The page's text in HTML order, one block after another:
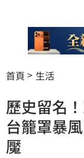
首頁 生活
歷史留名
台籠罩暴
魘